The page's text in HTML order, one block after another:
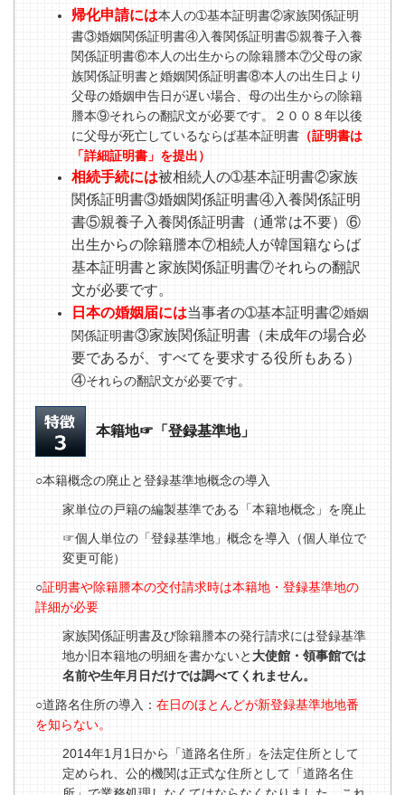
帰化申請には本人の➀基本証明書②家族関係証明
書③婚姻関係証明書④入養関係証明書⑤親養子入養
関係証明書⑥本人の出生からの除籍謄本⑦父母の家
族関係証明書と婚姻関係証明書⑧本人の出生日より
父母の婚姻申告日が遅い場合、母の出生からの除籍
謄本⑨それらの翻訳文が必要です。２００８年以後
に父母が死亡しているならば基本証明書 （証明書は
「詳細証明書」を提出）
相続手続には被相続人の➀基本証明書②家族
関係証明書③婚姻関係証明書④入養関係証明
書⑤親養子入養関係証明書（通常は不要）⑥
出生からの除籍謄本⑦相続人が韓国籍ならば
基本証明書と家族関係証明書⑦それらの翻訳
文が必要です。
日本の婚姻届には当事者の➀基本証明書②婚姻
関係証明書③家族関係証明書（未成年の場合必
要であるが、すべてを要求する役所もある）
④それらの翻訳文が必要です。
本籍地☞「登録基準地」
○本籍概念の廃止と登録基準地概念の導入
家単位の戸籍の編製基準である「本籍地概念」を廃止
☞個人単位の「登録基準地」概念を導入（個人単位で
変更可能）
○証明書や除籍謄本の交付請求時は本籍地・登録基準地の
詳細が必要
家族関係証明書及び除籍謄本の発行請求には登録基準
地か旧本籍地の明細を書かないと 大使館・領事館では
名前や生年月日だけでは調べてくれません。
○道路名住所の導入： 在日のほとんどが新登録基準地地番
を知らない。
2014年1 月 1 日から「道路名住所」を法定住所として
定められ、 公的機関は正式な住所として「道路名住